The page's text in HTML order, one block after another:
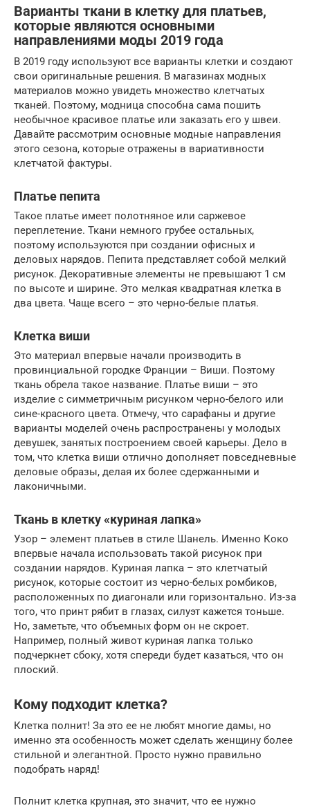
Варианты ткани в клетку для платьев,
которые являются основными
направлениями моды 2019 года
В 2019 году используют все варианты клетки и создают
свои оригинальные решения. В магазинах модных
материалов можно увидеть множество клетчатых
тканей. Поэтому, модница способна сама пошить
необычное красивое платье или заказать его у швеи.
Давайте рассмотрим основные модные направления
этого сезона, которые отражены в вариативности
клетчатой фактуры.
Платье пепита
Такое платье имеет полотняное или саржевое
переплетение. Ткани немного грубее остальных,
поэтому используются при создании офисных и
деловых нарядов. Пепита представляет собой мелкий
рисунок. Декоративные элементы не превышают 1 см
по высоте и ширине. Это мелкая квадратная клетка в
два цвета. Чаще всего – это черно-белые платья.
Клетка виши
Это материал впервые начали производить в
провинциальной городке Франции – Виши. Поэтому
ткань обрела такое название. Платье виши – это
изделие с симметричным рисунком черно-белого или
сине-красного цвета. Отмечу, что сарафаны и другие
варианты моделей очень распространены у молодых
девушек, занятых построением своей карьеры. Дело в
том, что клетка виши отлично дополняет повседневные
деловые образы, делая их более сдержанными и
лаконичными.
Ткань в клетку «куриная лапка»
Узор – элемент платьев в стиле Шанель. Именно Коко
впервые начала использовать такой рисунок при
создании нарядов. Куриная лапка – это клетчатый
рисунок, которые состоит из черно-белых ромбиков,
расположенных по диагонали или горизонтально. Из-за
того, что принт рябит в глазах, силуэт кажется тоньше.
Но, заметьте, что объемных форм он не скроет.
Например, полный живот куриная лапка только
подчеркнет сбоку, хотя спереди будет казаться, что он
плоский.
Кому подходит клетка?
Клетка полнит! За это ее не любят многие дамы, но
именно эта особенность может сделать женщину более
стильной и элегантной. Просто нужно правильно
подобрать наряд!
Полнит клетка крупная, это значит, что ее нужно